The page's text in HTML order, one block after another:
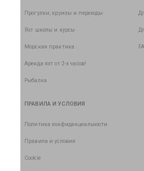
Прогулки, круизы и переходы
Яхт школы и курсы
Морская практика
Аренда яхт от 2-х часов!
Рыбалка
ПРАВИЛА И УСЛОВИЯ
Политика конфиденциальности
Правила и условия
Cookie